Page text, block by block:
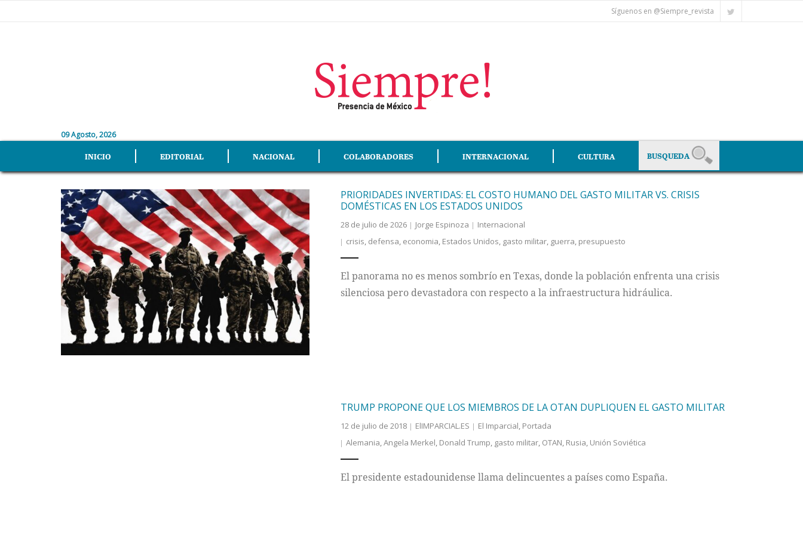
Síguenos en @Siempre_revista
09 Agosto, 2026
INICIO EDITORIAL NACIONAL COLABORADORES INTERNACIONAL CULTURA
PRIORIDADES INVERTIDAS: EL COSTO HUMANO DEL GASTO MILITAR VS. CRISIS
DOMÉSTICAS EN LOS ESTADOS UNIDOS
28 de julio de 2026 Jorge Espinoza
Internacional
crisis, defensa, economia, Estados Unidos, gasto militar, guerra, presupuesto
El panorama no es menos sombrío en Texas, donde la población enfrenta una crisis
silenciosa pero devastadora con respecto a la infraestructura hidráulica.
TRUMP PROPONE QUE LOS MIEMBROS DE LA OTAN DUPLIQUEN EL GASTO MILITAR
12 de julio de 2018 ElIMPARCIAL.ES El Imparcial Portada
Alemania Angela Merkel Donald Trump gasto militar, OTAN Rusia Unión Soviética
El presidente estadounidense llama delincuentes a países como España.